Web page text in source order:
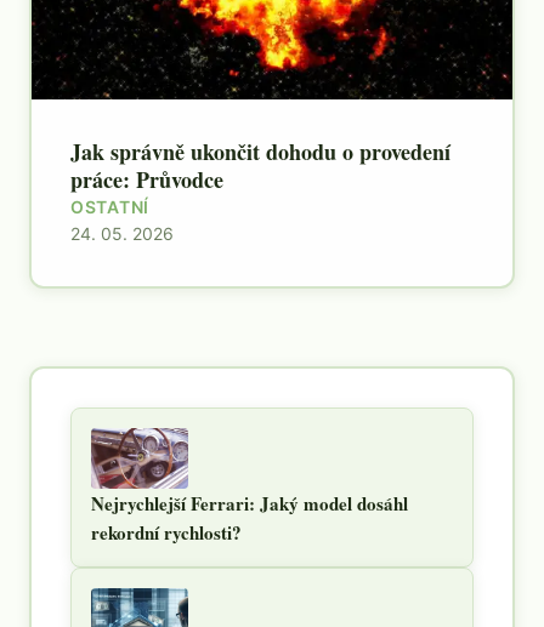
Jak správně ukončit dohodu o provedení
práce: Průvodce
OSTATNÍ
24. 05. 2026
Nejrychlejší Ferrari: Jaký model dosáhl
rekordní rychlosti?